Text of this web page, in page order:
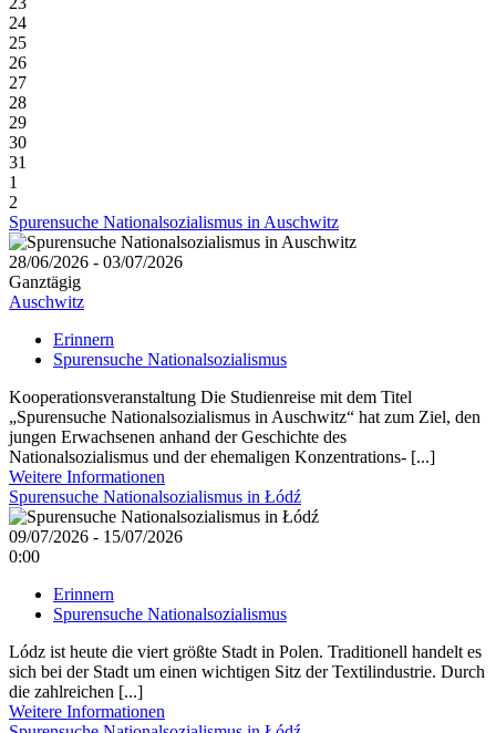
24
25
26
27
28
29
30
31
1
2
Spurensuche Nationalsozialismus in Auschwitz
28/06/2026 - 03/07/2026
Ganztägig
Auschwitz
Erinnern
Spurensuche Nationalsozialismus
Kooperationsveranstaltung Die Studienreise mit dem Titel
„Spurensuche Nationalsozialismus in Auschwitz“ hat zum Ziel, den
jungen Erwachsenen anhand der Geschichte des
Nationalsozialismus und der ehemaligen Konzentrations- [...]
Weitere Informationen
Spurensuche Nationalsozialismus in Łódź
09/07/2026 - 15/07/2026
0:00
Erinnern
Spurensuche Nationalsozialismus
Lódz ist heute die viert größte Stadt in Polen. Traditionell handelt es
sich bei der Stadt um einen wichtigen Sitz der Textilindustrie. Durch
die zahlreichen [...]
Weitere Informationen